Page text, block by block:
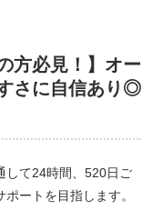
方必見！】オー
さに自信あり◎
して24時間、520日ご
ートを目指します。